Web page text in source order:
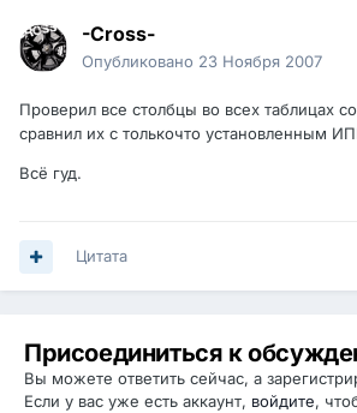
-Cross-
Опубликовано 23 Ноября 2007
Проверил все столбцы во всех таблицах
сравнил их с толькочто установленным
Всё гуд.
Цитата
Присоединиться к
Вы можете ответить сейчас, а
Если у вас уже есть аккаунт, войдите,